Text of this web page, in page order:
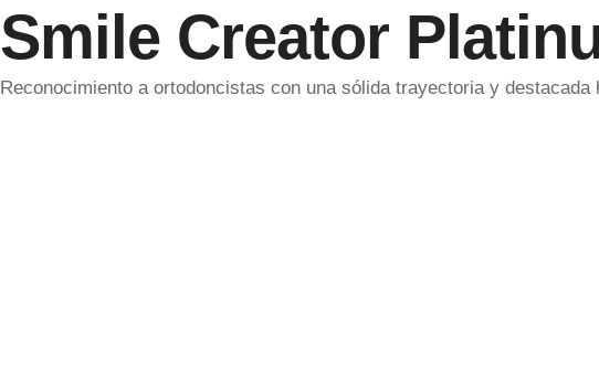
Smile Creator
Reconocimiento a ortodoncistas con una sólida trayectoria y